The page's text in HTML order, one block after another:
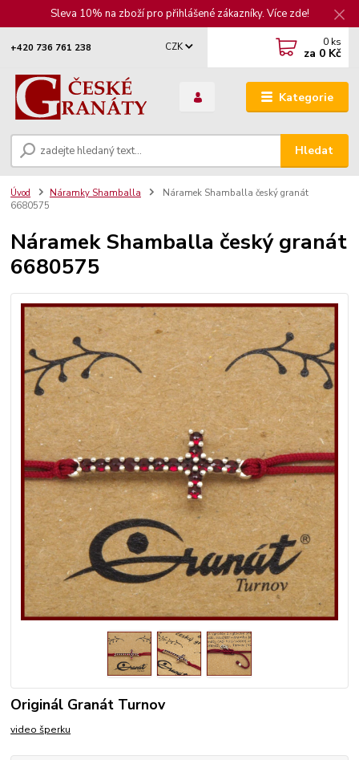
Sleva 10% na zboží pro přihlášené zákazníky. Více zde!
Kategorie
CZK
Hledat
+420 736 761 238 0 ks
za 0 Kč
Úvod Náramky Shamballa
Náramek Shamballa český granát
6680575
Náramek Shamballa český granát
6680575
Originál Granát Turnov
video šperku